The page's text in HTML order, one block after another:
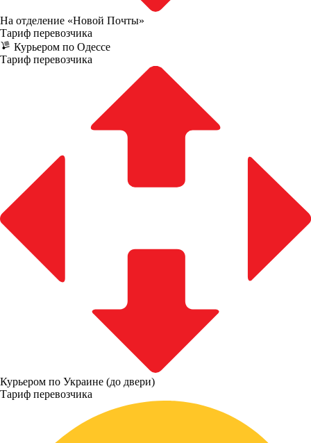
На отделение «Новой Почты»
Тариф перевозчика
Курьером по Одессе
Тариф перевозчика
Курьером по Украине (до двери)
Тариф перевозчика